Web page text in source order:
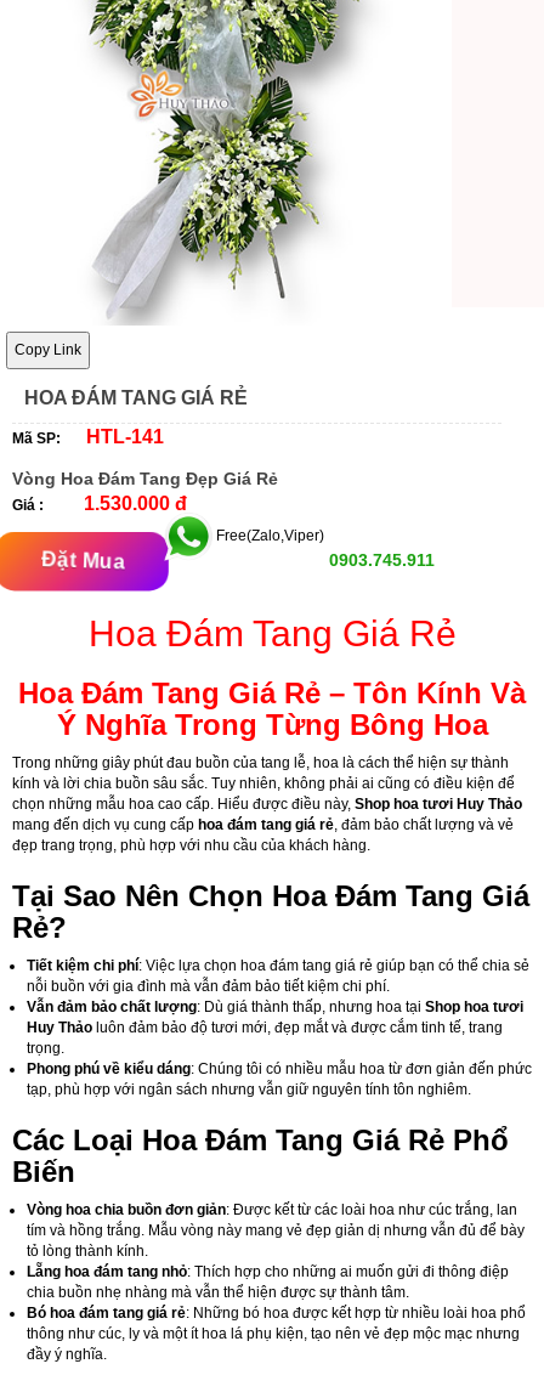
Copy Link
HOA ĐÁM TANG GIÁ RẺ
Mã SP: HTL-141
Vòng Hoa Đám Tang Đẹp Giá Rẻ
Giá : 1.530.000 đ
Đặt Mua
Free(Zalo,Viper)
0903.745.911
Hoa Đám Tang Giá Rẻ
Hoa Đám Tang Giá Rẻ – Tôn Kính Và
Ý Nghĩa Trong Từng Bông Hoa
Trong những giây phút đau buồn của tang lễ, hoa là cách thể hiện sự thành
kính và lời chia buồn sâu sắc. Tuy nhiên, không phải ai cũng có điều kiện để
chọn những mẫu hoa cao cấp. Hiểu được điều này, Shop hoa tươi Huy Thảo
mang đến dịch vụ cung cấp hoa đám tang giá rẻ, đảm bảo chất lượng và vẻ
đẹp trang trọng, phù hợp với nhu cầu của khách hàng.
Tại Sao Nên Chọn Hoa Đám Tang Giá
Rẻ?
Tiết kiệm chi phí: Việc lựa chọn hoa đám tang giá rẻ giúp bạn có thể chia sẻ
nỗi buồn với gia đình mà vẫn đảm bảo tiết kiệm chi phí.
Vẫn đảm bảo chất lượng: Dù giá thành thấp, nhưng hoa tại Shop hoa tươi
Huy Thảo luôn đảm bảo độ tươi mới, đẹp mắt và được cắm tinh tế, trang
trọng.
Phong phú về kiểu dáng: Chúng tôi có nhiều mẫu hoa từ đơn giản đến phức
tạp, phù hợp với ngân sách nhưng vẫn giữ nguyên tính tôn nghiêm.
Các Loại Hoa Đám Tang Giá Rẻ Phổ
Biến
Vòng hoa chia buồn đơn giản: Được kết từ các loài hoa như cúc trắng, lan
tím và hồng trắng. Mẫu vòng này mang vẻ đẹp giản dị nhưng vẫn đủ để bày
tỏ lòng thành kính.
Lẵng hoa đám tang nhỏ: Thích hợp cho những ai muốn gửi đi thông điệp
chia buồn nhẹ nhàng mà vẫn thể hiện được sự thành tâm.
Bó hoa đám tang giá rẻ: Những bó hoa được kết hợp từ nhiều loài hoa phổ
thông như cúc, ly và một ít hoa lá phụ kiện, tạo nên vẻ đẹp mộc mạc nhưng
đầy ý nghĩa.